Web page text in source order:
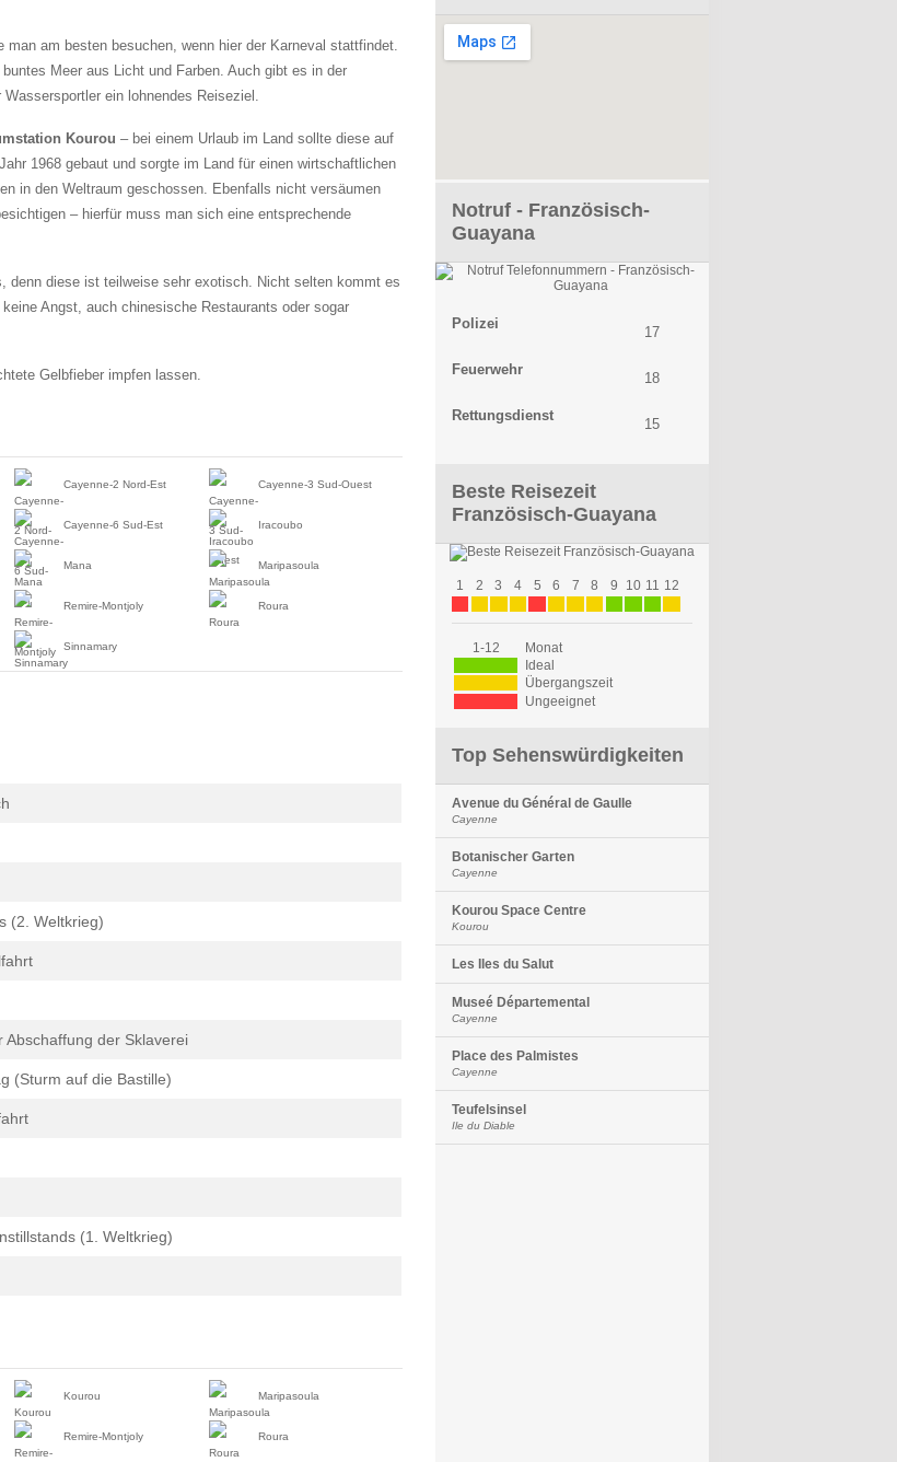
man am besten besuchen, wenn hier der Karneval stattfindet.
Meer aus Licht und Farben. Auch gibt es in der
ein lohnendes Reiseziel.
Kourou – bei einem Urlaub im Land sollte diese auf
1968 gebaut und sorgte im Land für einen wirtschaftlichen
in den Weltraum geschossen. Ebenfalls nicht versäumen
– hierfür muss man sich eine entsprechende
denn diese ist teilweise sehr exotisch. Nicht selten kommt es
Angst, auch chinesische Restaurants oder sogar
Gelbfieber impfen lassen.
Cayenne-2 Nord-Est Cayenne-3 Sud-Ouest
Cayenne-6 Sud-Est Iracoubo
Mana Maripasoula
Remire-Montjoly Roura
Sinnamary
(2. Weltkrieg)
Abschaffung der Sklaverei
(Sturm auf die Bastille)
(1. Weltkrieg)
Kourou Maripasoula
Remire-Montjoly Roura
Notruf - Französisch-
Guayana
Polizei
17
Feuerwehr
18
Rettungsdienst
15
Beste Reisezeit
Französisch-Guayana
1 2 3 4 5 6 7 8 9 10 11 12
1-12
Monat
Ideal
Übergangszeit
Ungeeignet
Top Sehenswürdigkeiten
Avenue du Général de Gaulle
Cayenne
Botanischer Garten
Cayenne
Kourou Space Centre
Kourou
Les Iles du Salut
Museé Départemental
Cayenne
Place des Palmistes
Cayenne
Teufelsinsel
Ile du Diable